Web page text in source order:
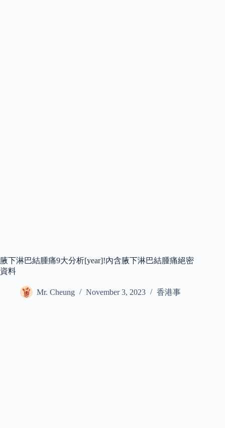
腋下淋巴結腫痛9大分析[year]!內含腋下淋巴結腫痛絕密
資料
Mr. Cheung November 3, 2023 香港事